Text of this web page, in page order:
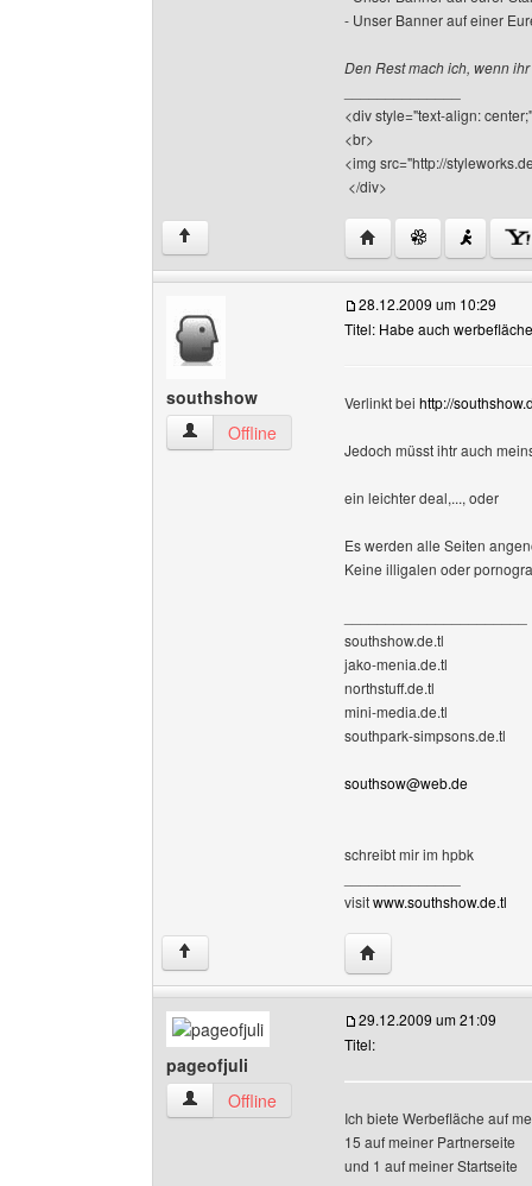
- Unser Banner auf einer
Den Rest mach ich, wenn
<div style="text-align:
<br>
<img src="http://
</div>
↑ Website dieses
southshow
southshow Benutzer-Profile anzeigen
Offline
28.12.2009 um 10:29
Titel: Habe auch werbefläche
Verlinkt bei http://
Jedoch müsst ihtr auch
ein leichter deal,..., oder
Es werden alle Seiten
Keine illigalen oder
southshow.de.tl
jako-menia.de.tl
northstuff.de.tl
mini-media.de.tl
southpark-simpsons.de.tl
southsow@web.de
schreibt mir im hpbk
visitwww.southshow.de.tl
↑ Website dieses
pageofjuli
pageofjuli Benutzer-Profile anzeigen
Offline
29.12.2009 um 21:09
Titel:
Ich biete Werbefläche auf
15 auf meiner Partnerseite
und 1 auf meiner Startseite